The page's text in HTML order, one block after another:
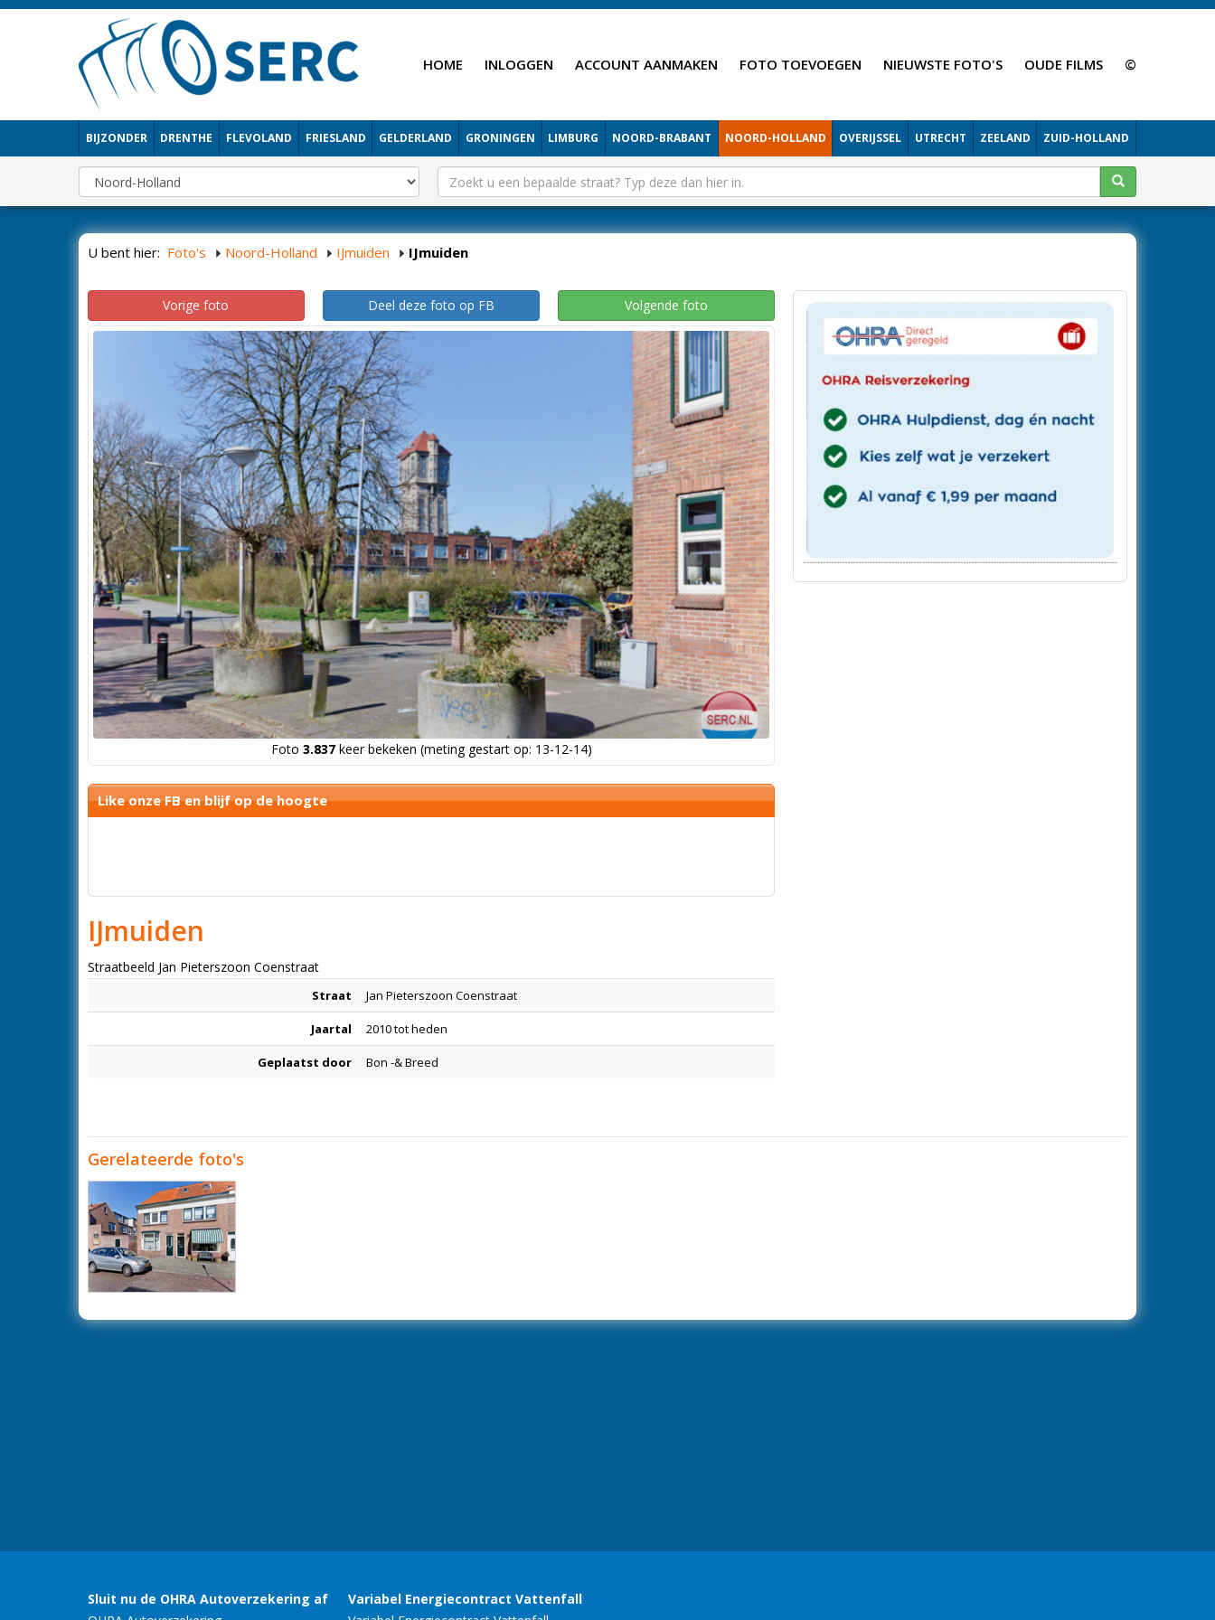
HOME INLOGGEN ACCOUNT AANMAKEN FOTO TOEVOEGEN NIEUWSTE FOTO'S OUDE FILMS ©
BIJZONDER DRENTHE FLEVOLAND FRIESLAND GELDERLAND GRONINGEN LIMBURG NOORD-BRABANT NOORD-HOLLAND OVERIJSSEL UTRECHT ZEELAND ZUID-HOLLAND
U bent hier: Foto's Noord-Holland IJmuiden IJmuiden
Vorige foto Deel deze foto op FB Volgende foto
Foto 3.837keer bekeken (meting gestart op: 13-12-14)
Like onze FB en blijf op de hoogte
IJmuiden
Straatbeeld Jan Pieterszoon Coenstraat
Straat Jan Pieterszoon Coenstraat
Jaartal 2010 tot heden
Geplaatst door Bon -& Breed
Gerelateerde foto's